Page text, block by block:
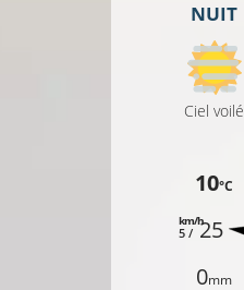
NUIT
Ciel voilé
10°C
5 /
km/h25
0mm